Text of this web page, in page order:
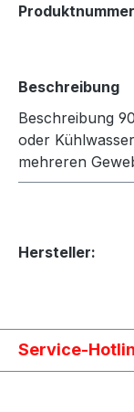
Beschreibung
Beschreibung
oder
mehreren
Hersteller:
Service-